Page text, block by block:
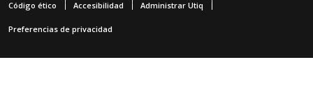
Código ético Accesibilidad Administrar Utiq
Preferencias de privacidad